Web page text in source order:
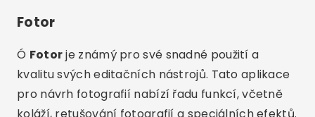
Fotor
Ó Fotorje známý pro své snadné použití a
kvalitu svých editačních nástrojů. Tato aplikace
pro návrh fotografií nabízí řadu funkcí, včetně